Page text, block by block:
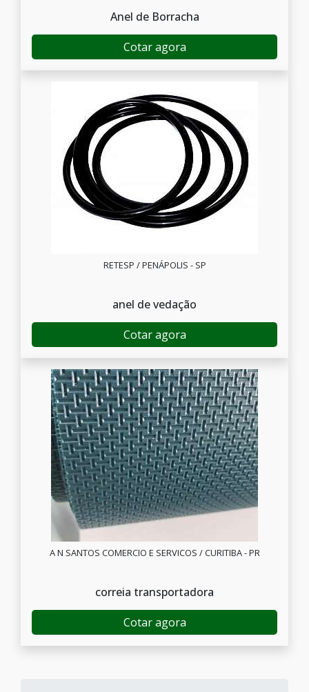
Anel de Borracha
Cotar agora
RETESP / PENÁPOLIS - SP
anel de vedação
Cotar agora
A N SANTOS COMERCIO E SERVICOS / CURITIBA - PR
correia transportadora
Cotar agora